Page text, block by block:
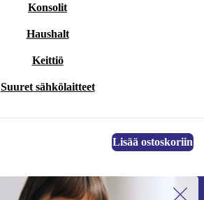
Konsolit
Haushalt
Keittiö
Suuret sähkölaitteet
Lisää ostoskoriin